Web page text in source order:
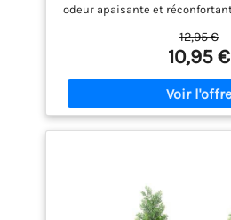
odeur apaisante et
votre balcon. Cette plante
également les insectes
ainsi à un environnement sain
Lavandula angustifolia
ensoleillé de votre jardin ou
une atmosphère
est essentiel de la planter
et de tailler chaque année au
12,95 €
10,95 €